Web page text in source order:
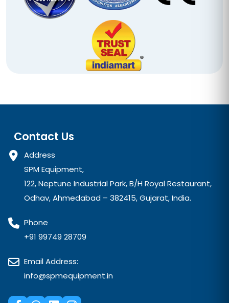
Contact Us
Address
SPM Equipment,
122, Neptune Industrial Park, B/H Royal Restaurant,
Odhav, Ahmedabad – 382415, Gujarat, India.
Phone
+91 99749 28709
Email Address:
info@spmequipment.in